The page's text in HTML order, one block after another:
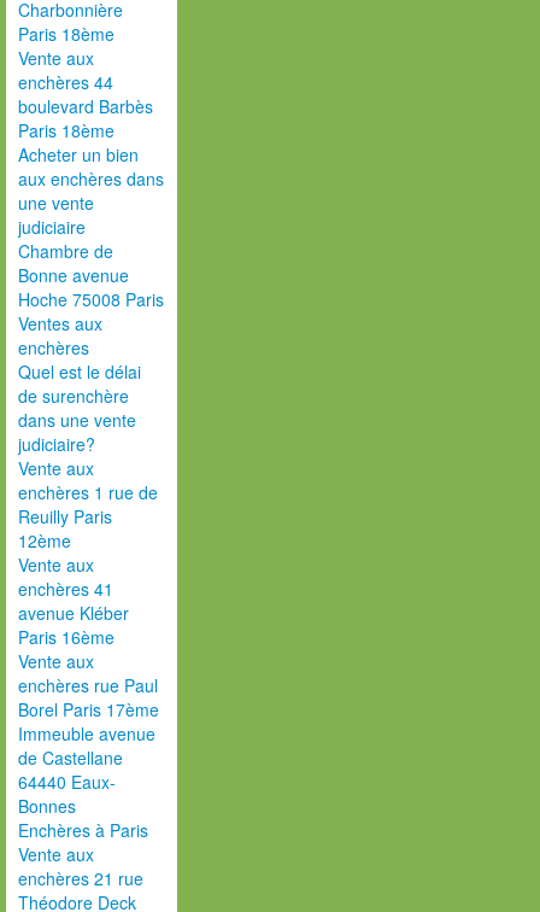
Charbonnière
Paris 18ème
Vente aux
enchères 44
boulevard Barbès
Paris 18ème
Acheter un bien
aux enchères dans
une vente
judiciaire
Chambre de
Bonne avenue
Hoche 75008 Paris
Ventes aux
enchères
Quel est le délai
de surenchère
dans une vente
judiciaire?
Vente aux
enchères 1 rue de
Reuilly Paris
12ème
Vente aux
enchères 41
avenue Kléber
Paris 16ème
Vente aux
enchères rue Paul
Borel Paris 17ème
Immeuble avenue
de Castellane
64440 Eaux-
Bonnes
Enchères à Paris
Vente aux
enchères 21 rue
Théodore Deck